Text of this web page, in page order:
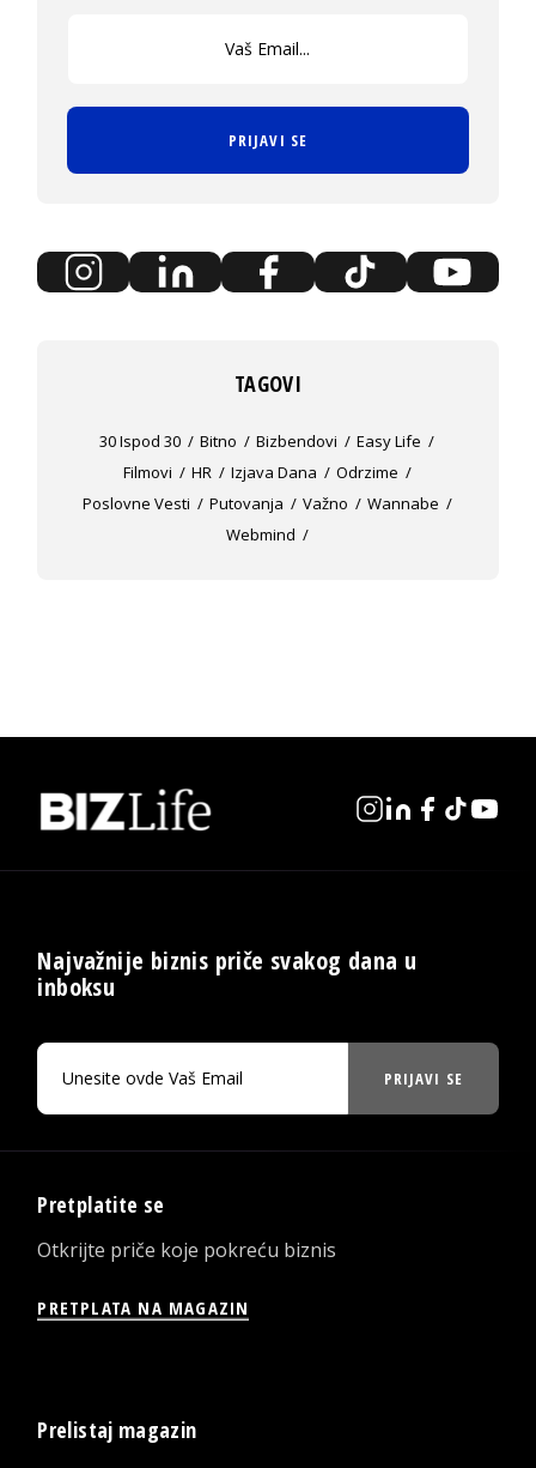
PRIJAVI SE
TAGOVI
30 Ispod 30 Bitno Bizbendovi
Easy Life
Filmovi
HR Izjava Dana
Odrzime
Poslovne Vesti
Putovanja Važno
Wannabe
Webmind
Najvažnije biznis priče svakog dana u
inboksu
PRIJAVI SE
Pretplatite se
Otkrijte priče koje pokreću biznis
PRETPLATA NA MAGAZIN
Prelistaj magazin